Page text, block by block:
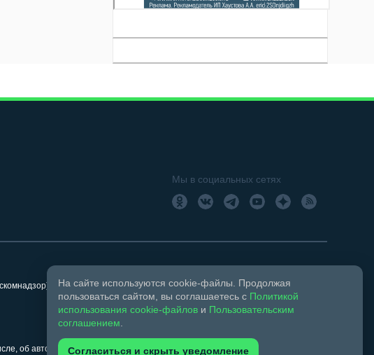
Мы в социальных сетях
Свидетельство о регистрации СМИ ЭЛ № ФС 77 –
об авторском праве и смежных правах.
18+
На сайте используются cookie-файлы. Продолжая
пользоваться сайтом, вы соглашаетесь с Политикой
использования cookie-файлов и Пользовательским
соглашением
Согласиться и скрыть уведомление